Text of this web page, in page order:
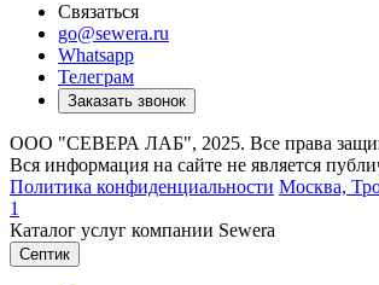
Связаться
go@sewera.ru
Whatsapp
Телеграм
Заказать звонок
ООО "СЕВЕРА ЛАБ", 2025. Все права
Вся информация на сайте не является
Политика конфиденциальности Москва,
1
Каталог услуг компании Sewera
Септик